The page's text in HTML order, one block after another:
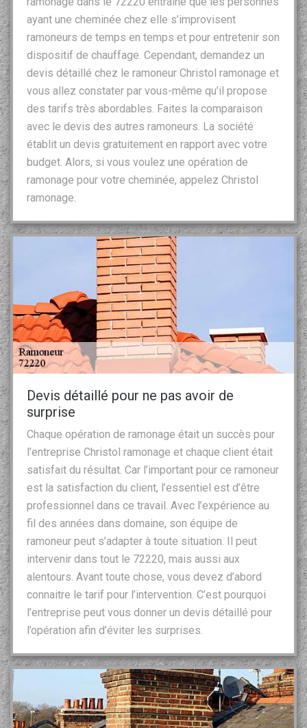
ayant une cheminée chez elle s’improvisent
ramoneurs de temps en temps et pour entretenir son
dispositif de chauffage. Cependant, demandez un
devis détaillé chez le ramoneur Christol ramonage et
vous allez constater par vous-même qu’il propose
des tarifs très abordables. Faites la comparaison
avec le devis des autres ramoneurs. La société
établit un devis gratuitement en rapport avec votre
budget. Alors, si vous voulez une opération de
ramonage pour votre cheminée, appelez Christol
ramonage.
Devis détaillé pour ne pas avoir de
surprise
Chaque opération de ramonage était un succès pour
l’entreprise Christol ramonage et chaque client était
satisfait du résultat. Car l’important pour ce ramoneur
est la satisfaction du client, l’essentiel est d’être
professionnel dans ce travail. Avec l’expérience au
fil des années dans domaine, son équipe de
ramoneur peut s’adapter à toute situation. Il peut
intervenir dans tout le 72220, mais aussi aux
alentours. Avant toute chose, vous devez d’abord
connaitre le tarif pour l’intervention. C’est pourquoi
l’entreprise peut vous donner un devis détaillé pour
l’opération afin d’éviter les surprises.